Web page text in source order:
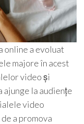
online a evoluat
majore în acest
video și
la audiențe
video
a promova